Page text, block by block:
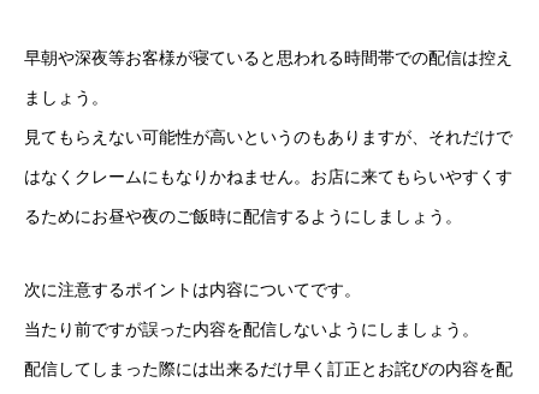
早朝や深夜等お客様が寝ていると思われる時間帯での配信は控え
ましょう。
見てもらえない可能性が高いというのもありますが、それだけで
はなくクレームにもなりかねません。お店に来てもらいやすくす
るためにお昼や夜のご飯時に配信するようにしましょう。
次に注意するポイントは内容についてです。
当たり前ですが誤った内容を配信しないようにしましょう。
配信してしまった際には出来るだけ早く訂正とお詫びの内容を配